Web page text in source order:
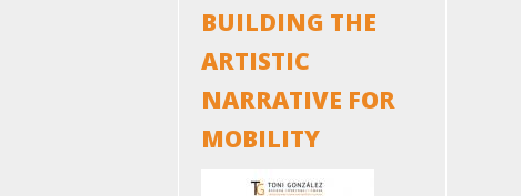
BUILDING THE
ARTISTIC
NARRATIVE FOR
MOBILITY